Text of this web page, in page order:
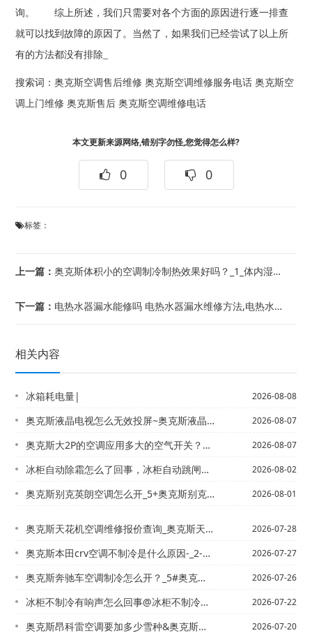
询。 综上所述，我们只需要对各个方面的原因进行逐一排查
就可以找到故障的原因了。当然了，如果我们已经尝试了以上所
有的方法都没有排除_
搜索词：奥克斯空调售后维修 奥克斯空调维修服务电话 奥克斯空
调上门维修 奥克斯售后 奥克斯空调维修电话
本文更新来源网络,错别字勿怪,您觉得怎么样?
0 0
标签：
上一篇：奥克斯体积小的空调制冷制热效果好吗？_1_体内湿气重的人，身上这2个部位会变大
下一篇： 电热水器漏水能修吗 电热水器漏水维修方法,电热水器漏水是什么原因 电热水器漏水原...
相关内容
冰箱耗电量| 2026-08-08
奥克斯液晶电视怎么无效投屏~奥克斯液晶电视怎么无效投屏设置 2026-08-07
奥克斯大2P的空调应用多大的空气开关？，奥克斯大2P的空调制冷一个小时耗多少度电... 2026-08-07
冰柜自动除霜怎么了回事，冰柜自动跳闸什么原因 2026-08-02
奥克斯别克英朗空调怎么开_5+奥克斯别克英朗空调怎么开_9 2026-08-01
奥克斯天花机空调维修报价查询_奥克斯天花机空调维修报价查询电话最新标准 2026-07-28
奥克斯本田crv空调不制冷是什么原因-_2-奥克斯本田crv空调高低压多正常就是... 2026-07-27
奥克斯奔驰车空调制冷怎么开？_5#奥克斯奔驰空调怎么开？_10 2026-07-26
冰柜不制冷有响声怎么回事@冰柜不制冷有油味怎么回事 2026-07-22
奥克斯昂科雷空调要加多少雪种&奥克斯昂克赛拉的空调怎么开 2026-07-20